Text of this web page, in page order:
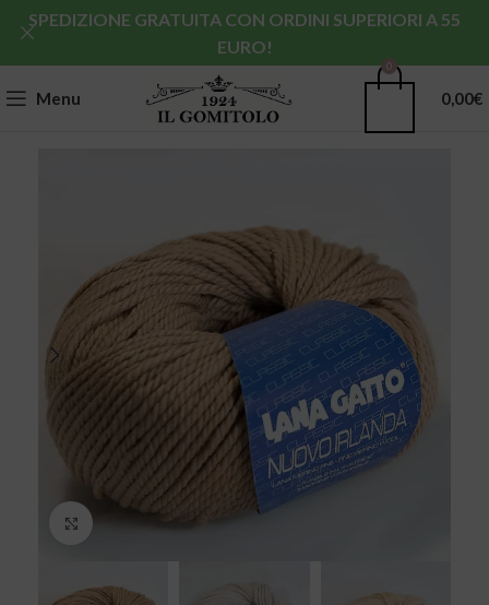
Menu 0,00€
Click to enlarge
SPEDIZIONE GRATUITA CON ORDINI SUPERIORI A 55
EURO!